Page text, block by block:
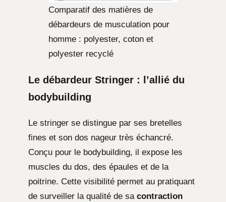
Comparatif des matières de
débardeurs de musculation pour
homme : polyester, coton et
polyester recyclé
Le débardeur Stringer : l’allié du
bodybuilding
Le stringer se distingue par ses bretelles
fines et son dos nageur très échancré.
Conçu pour le bodybuilding, il expose les
muscles du dos, des épaules et de la
poitrine. Cette visibilité permet au pratiquant
de surveiller la qualité de sa contraction